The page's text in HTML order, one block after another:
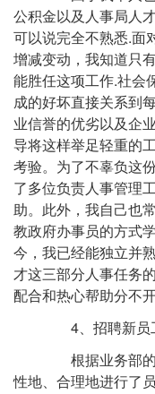
公积金以及人事局人
可以说完全不熟悉.面
增减变动，我知道只
能胜任这项工作.社会
成的好坏直接关系到
业信誉的优劣以及企
导将这样举足轻重的
考验。为了不辜负这
了多位负责人事管理
助。此外，我自己也
教政府办事员的方式
今，我已经能独立并
才这三部分人事任务
配合和热心帮助分不开
4、招聘新员
根据业务部的
性地、合理地进行了